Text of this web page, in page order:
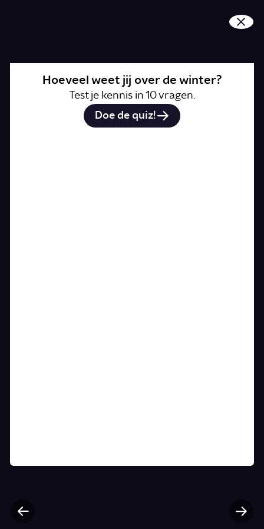
Hoeveel weet jij over
Hoeveel weet jij over de winter?
Test je kennis in 10 vragen.
Doe de quiz!